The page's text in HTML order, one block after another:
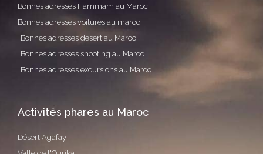
Bonnes adresses Hammam au Maroc
Bonnes adresses voitures au maroc
Bonnes adresses désert au Maroc
Bonnes adresses shooting au Maroc
Bonnes adresses excursions au Maroc
Activités phares au Maroc
Désert Agafay